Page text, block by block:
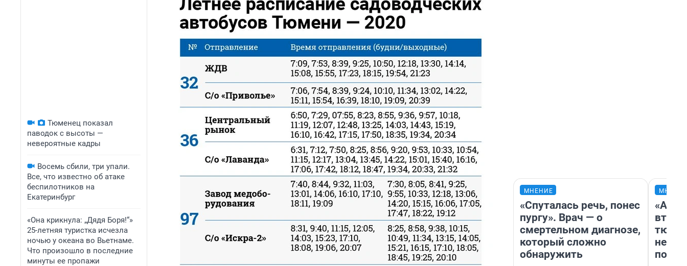
Тюменец показал
паводок с высоты —
невероятные кадры
Восемь сбили, три упали.
Все, что известно об атаке
беспилотников на
Екатеринбург
«Она крикнула: „Дядя Боря!“»
25-летняя туристка исчезла
ночью у океана во Вьетнаме.
Что произошло в последние
минуты ее пропажи
МНЕНИЕ
«Спуталась речь, понес
пургу». Врач — о
смертельном диагнозе,
который сложно
обнаружить